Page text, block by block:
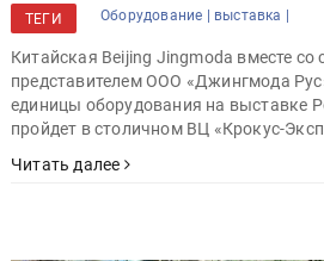
ТЕГИ Оборудование | выставка |
Китайская Beijing Jingmoda вместе со
представителем ООО «Джингмода
единицы оборудования на выставке
пройдет в столичном ВЦ «Крокус-
Читать далее